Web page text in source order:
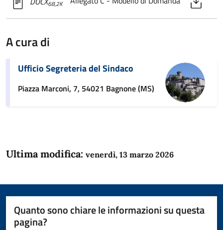
68,2K
A cura di
Ufficio Segreteria del Sindaco
Piazza Marconi, 7, 54021 Bagnone (MS)
Ultima modifica: venerdì, 13 marzo 2026
Quanto sono chiare le informazioni su questa
pagina?